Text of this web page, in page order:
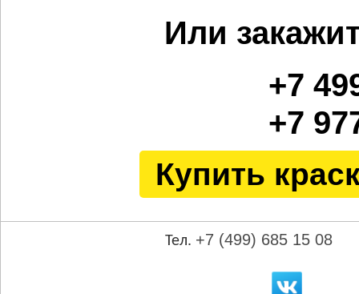
Или
+7
+7
Купить
Тел. +7 (499) 685 15 08